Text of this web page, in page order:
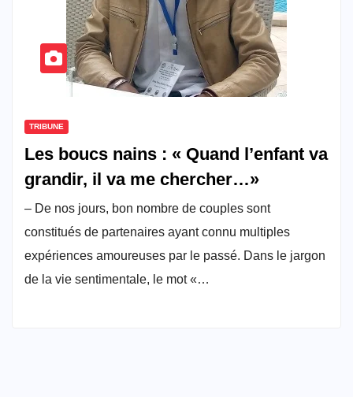
TRIBUNE
Les boucs nains : « Quand l’enfant va
grandir, il va me chercher…»
– De nos jours, bon nombre de couples sont
constitués de partenaires ayant connu multiples
expériences amoureuses par le passé. Dans le jargon
de la vie sentimentale, le mot «…